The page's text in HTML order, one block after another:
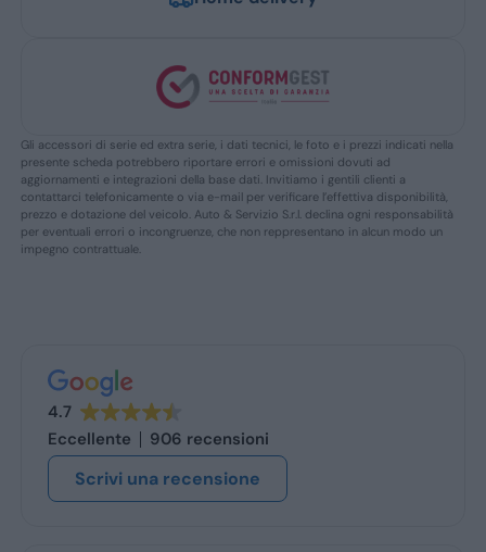
Gli accessori di serie ed extra serie, i dati tecnici, le foto e i prezzi indicati nella
presente scheda potrebbero riportare errori e omissioni dovuti ad
aggiornamenti e integrazioni della base dati. Invitiamo i gentili clienti a
contattarci telefonicamente o via e-mail per verificare l’effettiva disponibilità,
prezzo e dotazione del veicolo. Auto & Servizio S.r.l. declina ogni responsabilità
per eventuali errori o incongruenze, che non reppresentano in alcun modo un
impegno contrattuale.
4.7
Eccellente
906 recensioni
Scrivi una recensione